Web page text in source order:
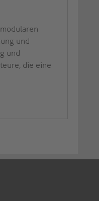
und
und
die eine